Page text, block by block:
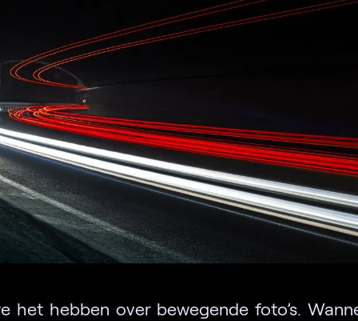
het hebben over bewegende foto’s.